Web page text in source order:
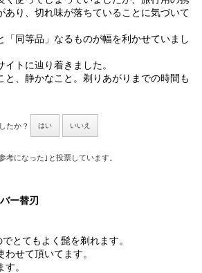
あり、切れ味が落ちていることに気づいて
「同等品」なるものが幅を利かせていまし
トに辿り着きました。
と、静かなこと。剃りあがりまでの時間も
たか？ はい いいえ
考になった｣と投票しています。
ー替刃
とてもよく髭を剃れます。
せて頂いてます。
。